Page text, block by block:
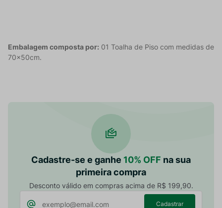
Embalagem composta por: 01 Toalha de Piso com medidas de
70x50cm.
Cadastre-se e ganhe 10% OFF na sua
primeira compra
Desconto válido em compras acima de R$ 199,90.
Cadastrar